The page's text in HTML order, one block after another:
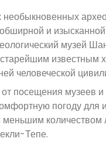
и
музей
человеческой
посещения музеев
погоду для
Тепе.